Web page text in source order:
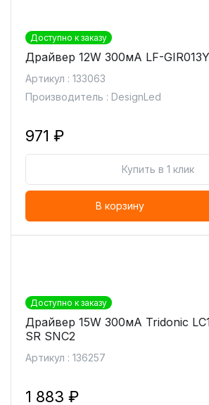
Доступно к заказу
Драйвер 12W 300мА LF-
Артикул : 133063
Производитель : DesignLed
971 ₽
Купить в 1 клик
В корзину
Доступно к заказу
Драйвер 15W 300мА Tridonic
SR SNC2
Артикул : 136257
1 883 ₽